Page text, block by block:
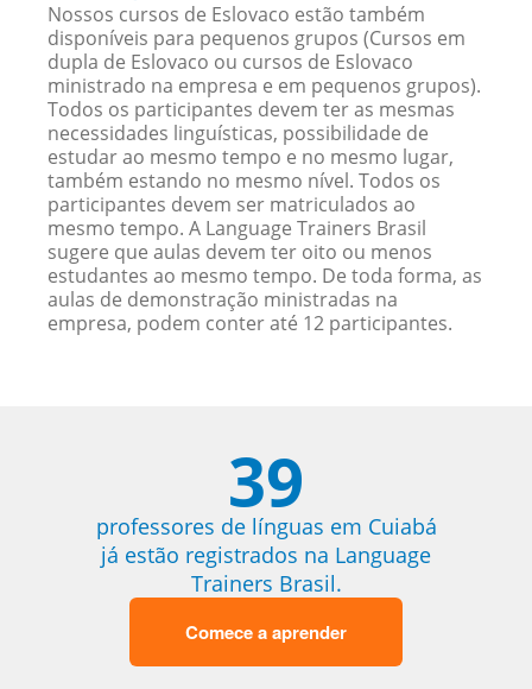
Nossos cursos de Eslovaco estão também
disponíveis para pequenos grupos (Cursos em
dupla de Eslovaco ou cursos de Eslovaco
ministrado na empresa e em pequenos grupos).
Todos os participantes devem ter as mesmas
necessidades linguísticas, possibilidade de
estudar ao mesmo tempo e no mesmo lugar,
também estando no mesmo nível. Todos os
participantes devem ser matriculados ao
mesmo tempo. A Language Trainers Brasil
sugere que aulas devem ter oito ou menos
estudantes ao mesmo tempo. De toda forma, as
aulas de demonstração ministradas na
empresa, podem conter até 12 participantes.
39
professores de línguas em Cuiabá
já estão registrados na Language
Trainers Brasil.
Comece a aprender